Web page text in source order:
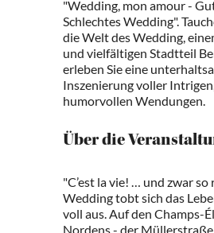
"Wedding, mon amour -
Schlechtes Wedding".
die Welt des Wedding,
und vielfältigen Stadtteil
erleben Sie eine
Inszenierung voller
humorvollen Wendungen.
Über die
"C’est la vie! … und zwar
Wedding tobt sich das
voll aus. Auf den Champs-
Nordens - der Müllerstraße